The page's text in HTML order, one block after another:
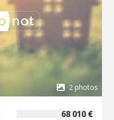
2 photos
68 010 €